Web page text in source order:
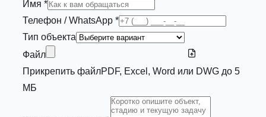
Имя *
Телефон / WhatsApp *
Тип объекта
Файл
Прикрепить файлPDF, Excel, Word или DWG до 5
МБ